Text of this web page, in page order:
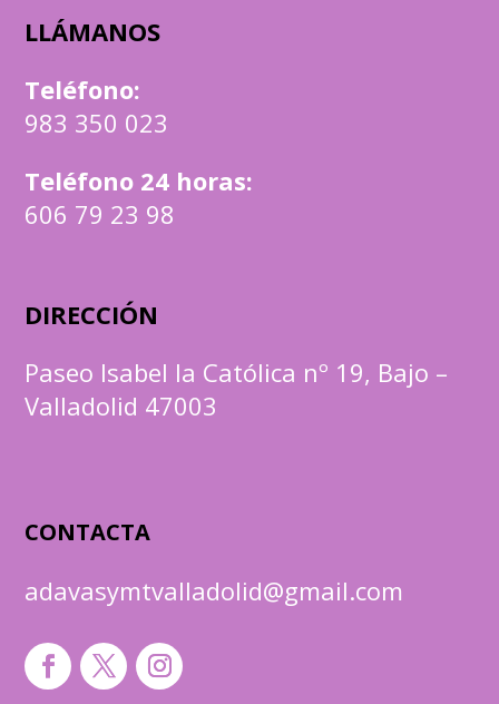
LLÁMANOS
Teléfono:
983 350 023
Teléfono 24 horas:
606 79 23 98
DIRECCIÓN
Paseo Isabel la Católica nº 19, Bajo –
Valladolid 47003
CONTACTA
adavasymtvalladolid@gmail.com